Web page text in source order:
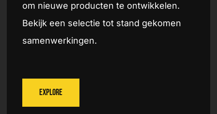
om nieuwe producten te ontwikkelen.
Bekijk een selectie tot stand gekomen
samenwerkingen.
Explore
Try now
PPE FACTORY B.V. HEADQUARTERS